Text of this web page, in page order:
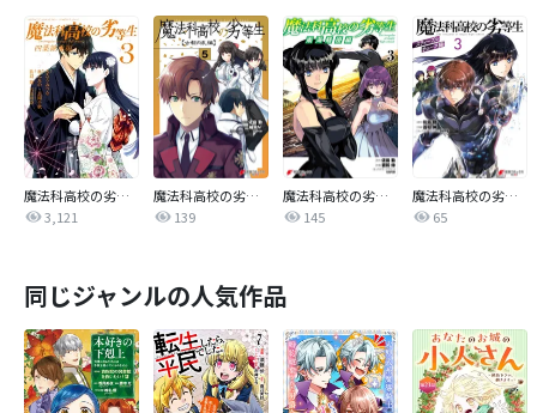
魔法科高校の劣等生 四葉継承編
3,121
魔法科高校の劣等生 古都内乱編
139
魔法科高校の劣等生 南海騒擾編
145
魔法科高校の劣等生 スティープルチェース編
65
同じジャンルの人気作品